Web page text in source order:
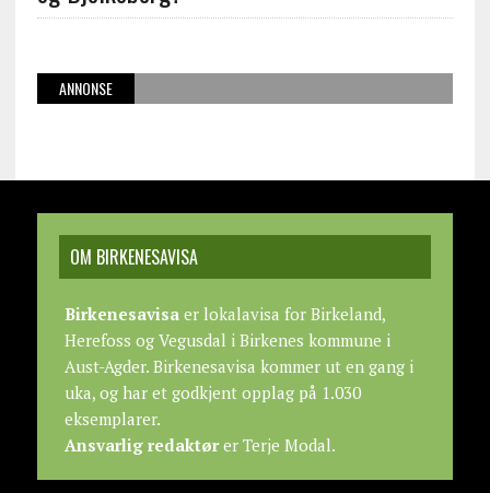
ANNONSE
OM BIRKENESAVISA
Birkenesavisaer lokalavisa for Birkeland,
Herefoss og Vegusdal i Birkenes kommune i
Aust-Agder. Birkenesavisa kommer ut en gang i
uka, og har et godkjent opplag på 1.030
eksemplarer.
Ansvarlig redaktører Terje Modal.